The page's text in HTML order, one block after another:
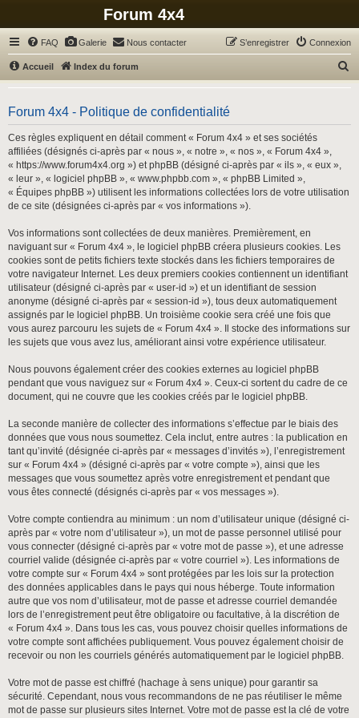
Forum 4x4
FAQ Galerie Nous contacter Connexion
S’enregistrer
Accueil Index du forum
h
Forum 4x4 - Politique de confidentialité
Ces règles expliquent en détail comment « Forum 4x4 » et ses sociétés
affiliées (désignés ci-après par « nous », « notre », « nos », « Forum 4x4 »,
« https://www.forum4x4.org ») et phpBB (désigné ci-après par « ils », « eux »,
« leur », « logiciel phpBB », « www.phpbb.com », « phpBB Limited »,
« Équipes phpBB ») utilisent les informations collectées lors de votre utilisation
de ce site (désignées ci-après par « vos informations »).
Vos informations sont collectées de deux manières. Premièrement, en
naviguant sur « Forum 4x4 », le logiciel phpBB créera plusieurs cookies. Les
cookies sont de petits fichiers texte stockés dans les fichiers temporaires de
votre navigateur Internet. Les deux premiers cookies contiennent un identifiant
utilisateur (désigné ci-après par « user-id ») et un identifiant de session
anonyme (désigné ci-après par « session-id »), tous deux automatiquement
assignés par le logiciel phpBB. Un troisième cookie sera créé une fois que
vous aurez parcouru les sujets de « Forum 4x4 ». Il stocke des informations sur
les sujets que vous avez lus, améliorant ainsi votre expérience utilisateur.
Nous pouvons également créer des cookies externes au logiciel phpBB
pendant que vous naviguez sur « Forum 4x4 ». Ceux-ci sortent du cadre de ce
document, qui ne couvre que les cookies créés par le logiciel phpBB.
La seconde manière de collecter des informations s’effectue par le biais des
données que vous nous soumettez. Cela inclut, entre autres : la publication en
tant qu’invité (désignée ci-après par « messages d’invités »), l’enregistrement
sur « Forum 4x4 » (désigné ci-après par « votre compte »), ainsi que les
messages que vous soumettez après votre enregistrement et pendant que
vous êtes connecté (désignés ci-après par « vos messages »).
Votre compte contiendra au minimum : un nom d’utilisateur unique (désigné ci-
après par « votre nom d’utilisateur »), un mot de passe personnel utilisé pour
vous connecter (désigné ci-après par « votre mot de passe »), et une adresse
courriel valide (désignée ci-après par « votre courriel »). Les informations de
votre compte sur « Forum 4x4 » sont protégées par les lois sur la protection
des données applicables dans le pays qui nous héberge. Toute information
autre que vos nom d’utilisateur, mot de passe et adresse courriel demandée
lors de l’enregistrement peut être obligatoire ou facultative, à la discrétion de
« Forum 4x4 ». Dans tous les cas, vous pouvez choisir quelles informations de
votre compte sont affichées publiquement. Vous pouvez également choisir de
recevoir ou non les courriels générés automatiquement par le logiciel phpBB.
Votre mot de passe est chiffré (hachage à sens unique) pour garantir sa
sécurité. Cependant, nous vous recommandons de ne pas réutiliser le même
mot de passe sur plusieurs sites Internet. Votre mot de passe est la clé de votre